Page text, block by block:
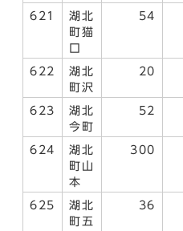
621
湖北
町猫
口
54
622
湖北
町沢
20
623
湖北
今町
52
624
湖北
町山
本
300
625
湖北
町五
36